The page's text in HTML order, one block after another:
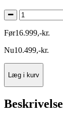
Før16.999,-kr.
Nu10.499,-kr.
Læg i kurv
Beskrivelse